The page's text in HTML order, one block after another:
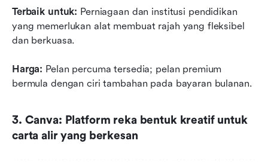
Terbaik untuk: Perniagaan dan institusi pendidikan
yang memerlukan alat membuat rajah yang fleksibel
dan berkuasa.
Harga: Pelan percuma tersedia; pelan premium
bermula dengan ciri tambahan pada bayaran bulanan.
3. Canva: Platform reka bentuk kreatif untuk
carta alir yang berkesan